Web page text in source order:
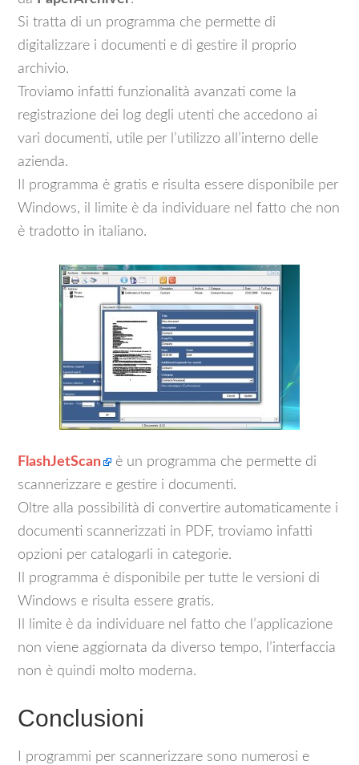
Si tratta di un programma che permette di
digitalizzare i documenti e di gestire il proprio
archivio.
Troviamo infatti funzionalità avanzati come la
registrazione dei log degli utenti che accedono ai
vari documenti, utile per l’utilizzo all’interno delle
azienda.
Il programma è gratis e risulta essere disponibile per
Windows, il limite è da individuare nel fatto che non
è tradotto in italiano.
FlashJetScan
è un programma che permette di
scannerizzare e gestire i documenti.
Oltre alla possibilità di convertire automaticamente i
documenti scannerizzati in PDF, troviamo infatti
opzioni per catalogarli in categorie.
Il programma è disponibile per tutte le versioni di
Windows e risulta essere gratis.
Il limite è da individuare nel fatto che l’applicazione
non viene aggiornata da diverso tempo, l’interfaccia
non è quindi molto moderna.
Conclusioni
I programmi per scannerizzare sono numerosi e